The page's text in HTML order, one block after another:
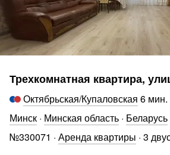
Трехкомнатная квартира,
Октябрьская/Купаловская 6 мин.
Минск · Минская область · Беларусь
№330071 · Аренда квартиры · 3